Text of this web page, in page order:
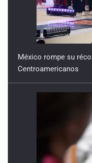
México rompe su
Centroamericanos